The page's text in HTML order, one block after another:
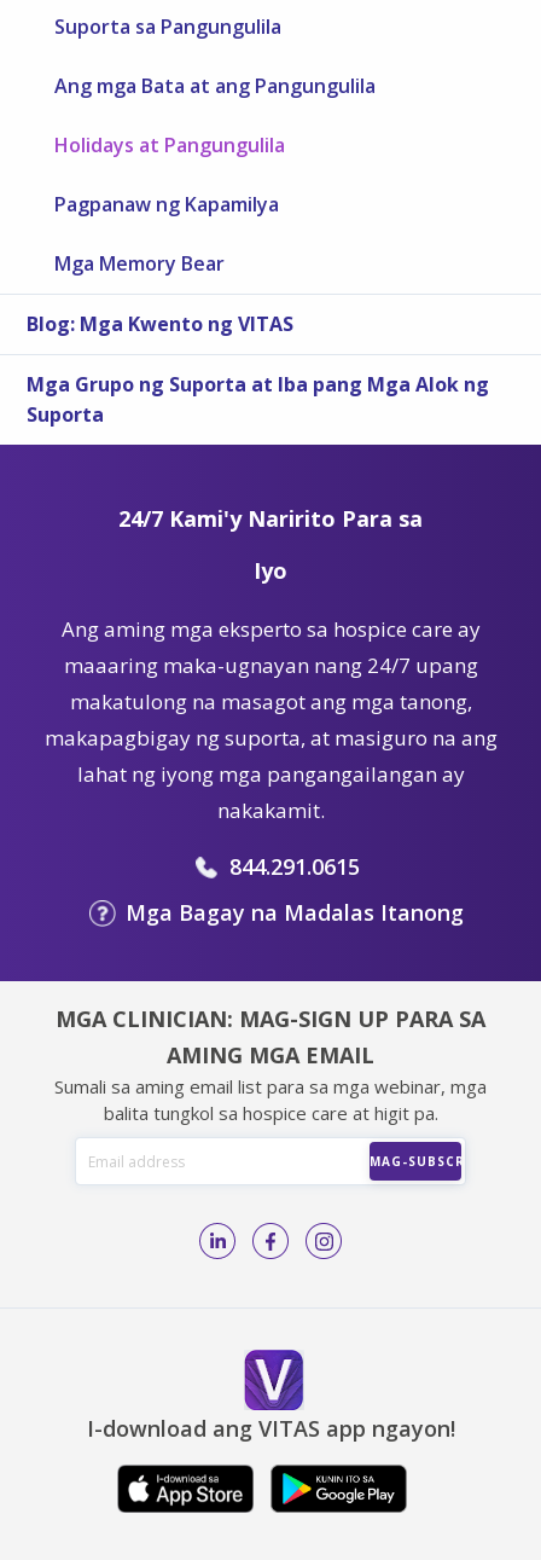
Suporta sa Pangungulila
Ang mga Bata at ang Pangungulila
Holidays at Pangungulila
Pagpanaw ng Kapamilya
Mga Memory Bear
Blog: Mga Kwento ng VITAS
Mga Grupo ng Suporta at Iba pang Mga Alok ng
Suporta
24/7 Kami'y Naririto Para sa
Iyo
Ang aming mga eksperto sa hospice care ay
maaaring maka-ugnayan nang 24/7 upang
makatulong na masagot ang mga tanong,
makapagbigay ng suporta, at masiguro na ang
lahat ng iyong mga pangangailangan ay
nakakamit.
844.291.0615
Mga Bagay na Madalas Itanong
MGA CLINICIAN: MAG-SIGN UP PARA SA
AMING MGA EMAIL
Sumali sa aming email list para sa mga webinar, mga
balita tungkol sa hospice care at higit pa.
I-download ang VITAS app ngayon!